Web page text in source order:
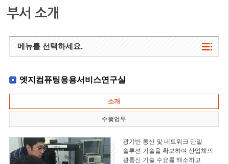
부서 소개
메뉴를 선택하세요.
엣지컴퓨팅응용서비스연구실
소개
수행업무
광기반 통신 및 네트워크 단말
솔루션 기술을 확보하여 산업체의
광통신 기술 수요를 해소하고